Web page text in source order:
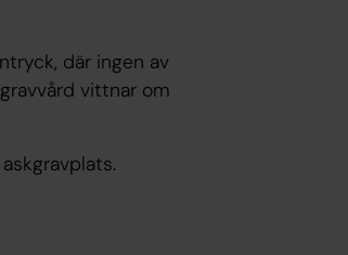
där ingen av
vittnar om